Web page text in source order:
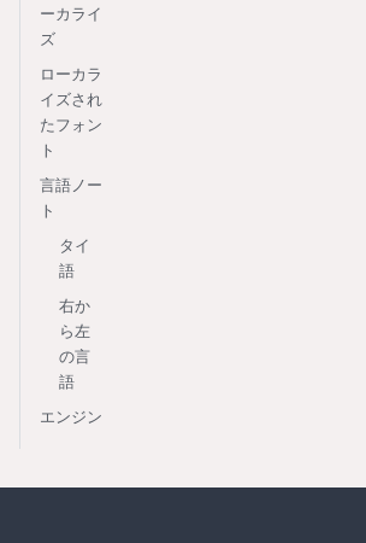
ーカライ
ズ
ローカラ
イズされ
たフォン
ト
言語ノー
ト
タイ
語
右か
ら左
の言
語
エンジン